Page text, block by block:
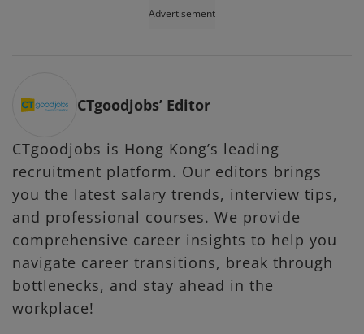
Advertisement
CTgoodjobs’ Editor
CTgoodjobs is Hong Kong’s leading
recruitment platform. Our editors brings
you the latest salary trends, interview tips,
and professional courses. We provide
comprehensive career insights to help you
navigate career transitions, break through
bottlenecks, and stay ahead in the
workplace!